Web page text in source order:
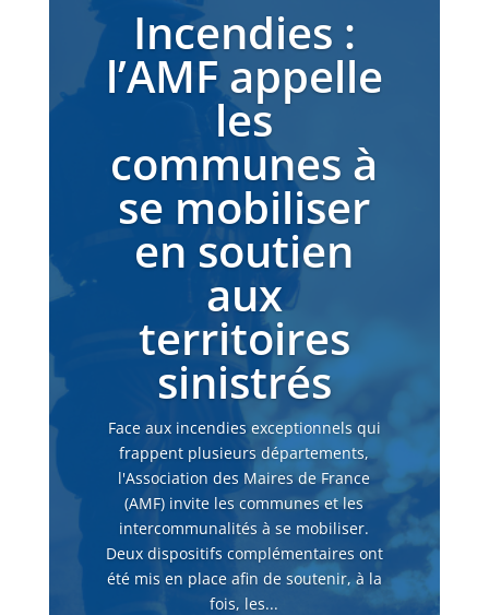
Incendies :
l’AMF appelle
les
communes à
se mobiliser
en soutien
aux
territoires
sinistrés
Face aux incendies exceptionnels qui
frappent plusieurs départements,
l'Association des Maires de France
(AMF) invite les communes et les
intercommunalités à se mobiliser.
Deux dispositifs complémentaires ont
été mis en place afin de soutenir, à la
fois, les...